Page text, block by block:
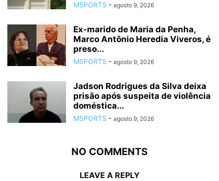
M5PORTS - agosto 9, 2026
Ex-marido de Maria da Penha,
Marco Antônio Heredia Viveros, é
preso...
M5PORTS - agosto 9, 2026
Jadson Rodrigues da Silva deixa
prisão após suspeita de violência
doméstica...
M5PORTS - agosto 9, 2026
NO COMMENTS
LEAVE A REPLY